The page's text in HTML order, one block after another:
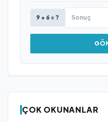
9 + 6 = ?
ÇOK OKUNANLAR